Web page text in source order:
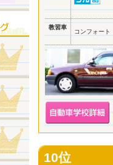
教習車
コンフォート
10位